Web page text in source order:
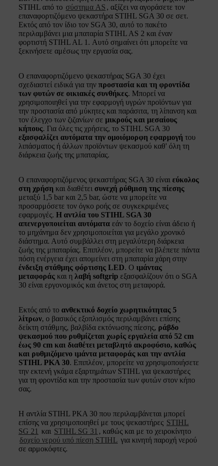
STIHL από το σύστημα AS , αξίζει να αγοράσετε τον
επαναφορτιζόμενο ψεκαστήρα STIHL SGA 30 σε σετ.
Εκτός από τον ίδιο τον SGA 30, αυτό το πακέτο
περιλαμβάνει μια μπαταρία STIHL AS 2 και έναν
φορτιστή STIHL AL 1. Αυτό σημαίνει ότι μπορείτε να
ξεκινήσετε αμέσως την εργασία σας.
Ο επαναφορτιζόμενο ψεκαστήρας SGA 30 έχει
σχεδιαστεί ειδικά για την προστασία και τη φροντίδα
των φυτών σε οικιακές συνθήκες. Μπορεί να
χρησιμοποιηθεί για την εφαρμογή υγρών προϊόντων για
την προστασία από μύκητες και παράσιτα, τη λίπανση και
τον έλεγχο των ζιζανίων σε μικρούς και μεσαίους
κήπους. Για όλες τις χρήσεις, το STIHL SGA 30
εξασφαλίζει αυτόματα την ομοιόμορφη εφαρμογή του
λιπάσματος ή άλλων προϊόντων ψεκασμού καθ' όλη τη
διάρκεια ζωής της μπαταρίας.
Ο επαναφορτιζόμενος ψεκαστήρας SGA 30 είναι εύκολος
στη χρήση και διαθέτει συνεχή ρύθμιση της πίεσης
μεταξύ 1,5 bar και 2,5 bar, ώστε να μπορείτε να
προσαρμόσετε τον όγκο ροής σε συγκεκριμένες
εφαρμογές. Η αντλία του STIHL SGA 30
απενεργοποιείται αυτόματα εάν το δοχείο είναι άδειο ή
το μηχάνημα δεν χρησιμοποιείται για μεγάλο χρονικό
διάστημα. Αυτό συμβάλλει στη μεγαλύτερη διάρκεια
ζωής της μπαταρίας. Επιπλέον, μπορείτε να βλέπετε πάντα
πόση ενέργεια έχει απομείνει στη μπαταρία χάρη στην
ένδειξη στάθμης φόρτισης LED. Ο ιμάντας
μεταφοράς και η λαβή softgrip εξασφαλίζουν ότι ο SGA
30 είναι εργονομικός και άνετος στη μεταφορά.
Εκτός από το ανθεκτικό δοχείο χωρητικότητας 5
λίτρων, ο βασικός εξοπλισμός περιλαμβάνει επίσης
δείκτη στάθμης, βαλβίδα εκτόνωσης πίεσης, ράβδο
ψεκασμού που ρυθμίζεται χωρίς εργαλεία από 52 cm
έως 90 cm και διαθέτει μεταβλητό ακροφύσιο, καθώς
και ρυθμιζόμενο ιμάντα μεταφοράς και την αντλία
STIHL PKA 30. Επιπλέον, μπορείτε να χρησιμοποιήσετε
την εκτενή γκάμα εξαρτημάτων STIHL για ψεκαστήρες
για τη φροντίδα και την προστασία των φυτών στον κήπο
σας.
Η αντλία STIHL PKA 30 που περιλαμβάνεται μπορεί
επίσης να χρησιμοποιηθεί με τους ψεκαστήρες STIHL
SG 21 και STIHL SG 31 , καθώς και με το χειροκίνητο
δοχείο νερού υπό πίεση STIHL για κινητή παροχή νερού
σε αρμοκόφτες.